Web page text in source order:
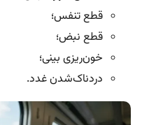
قطع تنفس؛
قطع نبض؛
خون‌ریزی بینی؛
دردناک‌شدن غدد.